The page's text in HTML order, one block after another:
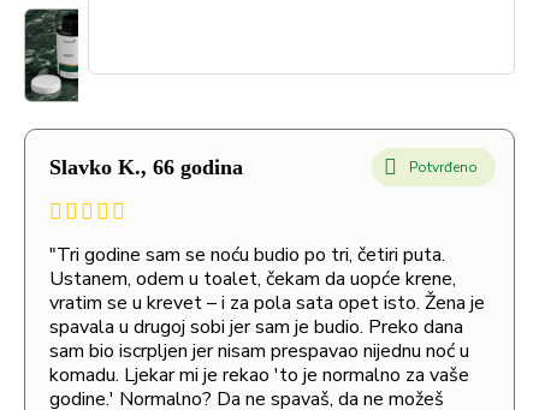
Slavko K., 66 godina Potvrđeno
"Tri godine sam se noću budio po tri, četiri puta.
Ustanem, odem u toalet, čekam da uopće krene,
vratim se u krevet – i za pola sata opet isto. Žena je
spavala u drugoj sobi jer sam je budio. Preko dana
sam bio iscrpljen jer nisam prespavao nijednu noć u
komadu. Ljekar mi je rekao 'to je normalno za vaše
godine.' Normalno? Da ne spavaš, da ne možeš